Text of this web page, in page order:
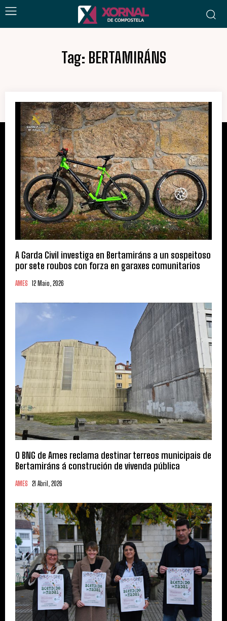
Tag: BERTAMIRÁNS
A Garda Civil investiga en Bertamiráns a un sospeitoso
por sete roubos con forza en garaxes comunitarios
AMES 12 Maio, 2026
O BNG de Ames reclama destinar terreos municipais de
Bertamiráns á construción de vivenda pública
AMES 21 Abril, 2026